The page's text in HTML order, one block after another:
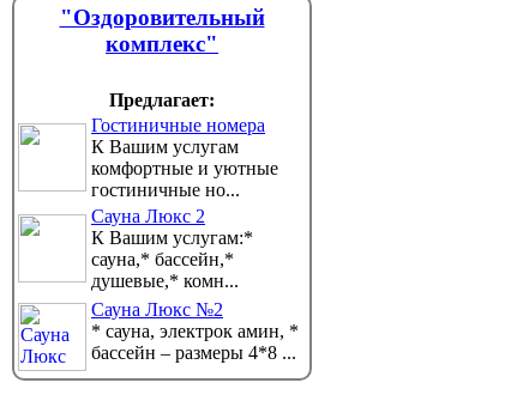
"Оздоровительный
комплекс"
Предлагает:
Гостиничные номера
К Вашим услугам
комфортные и уютные
гостиничные но...
Сауна Люкс 2
К Вашим услугам:*
сауна,* бассейн,*
душевые,* комн...
Сауна Люкс №2
* сауна, электрок амин, *
бассейн – размеры 4*8 ...